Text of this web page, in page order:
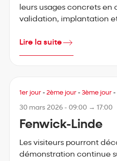
leurs usages concrets en
validation, implantation
Lire la suite
1er jour - 2ème jour - 3ème jour -
30 mars 2026 - 09:00 → 17:00
Fenwick-Linde
Les visiteurs pourront
démonstration continue